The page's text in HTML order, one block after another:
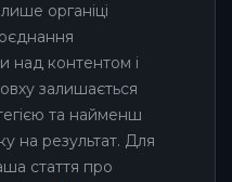
органіці
над контентом і
залишається
та найменш
на результат. Для
стаття про